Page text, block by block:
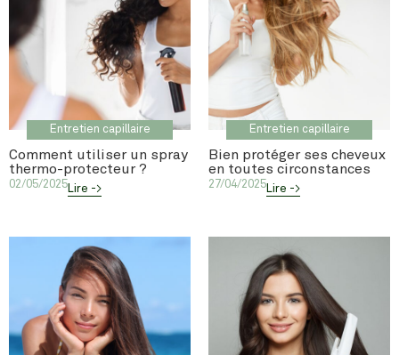
Entretien capillaire
Comment utiliser un spray
thermo-protecteur ?
02/05/2025Lire ->
Entretien capillaire
Bien protéger ses cheveux
en toutes circonstances
27/04/2025Lire ->